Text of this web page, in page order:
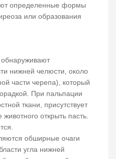
определенные формы
или образования
нижней челюсти, около
части черепа), который
При пальпации
ткани, присутствует
открыть пасть.
обширные очаги
угла нижней